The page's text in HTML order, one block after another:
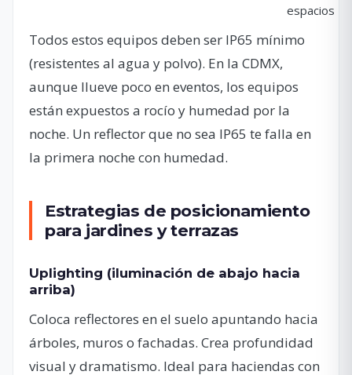
espacios
Todos estos equipos deben ser IP65 mínimo
(resistentes al agua y polvo). En la CDMX,
aunque llueve poco en eventos, los equipos
están expuestos a rocío y humedad por la
noche. Un reflector que no sea IP65 te falla en
la primera noche con humedad.
Estrategias de posicionamiento
para jardines y terrazas
Uplighting (iluminación de abajo hacia
arriba)
Coloca reflectores en el suelo apuntando hacia
árboles, muros o fachadas. Crea profundidad
visual y dramatismo. Ideal para haciendas con